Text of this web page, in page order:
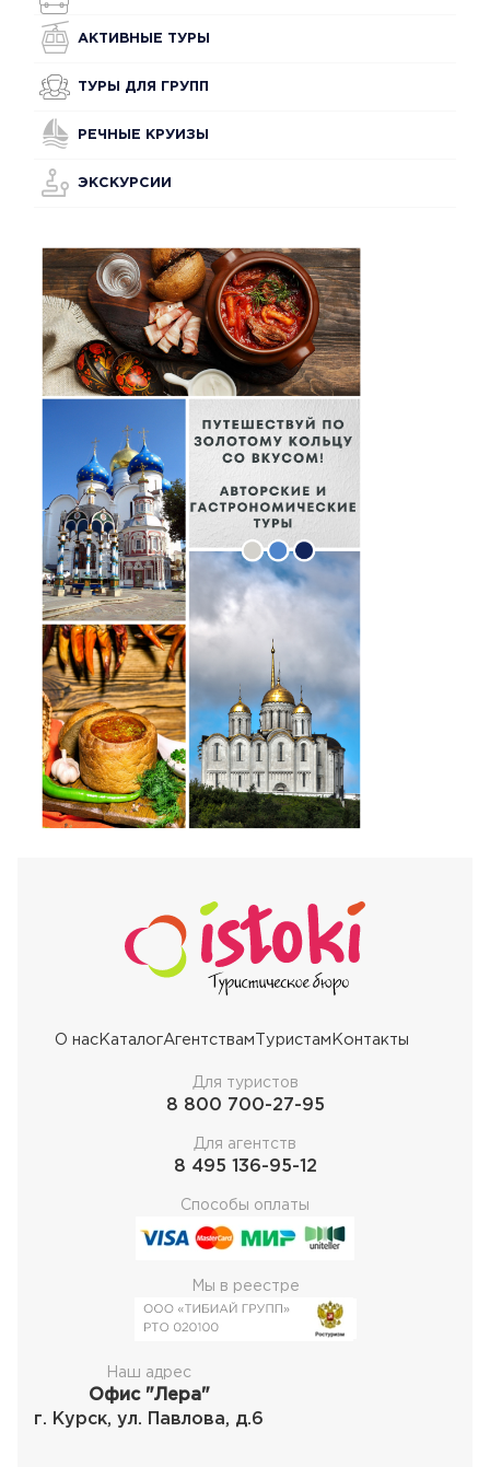
АКТИВНЫЕ ТУРЫ
ТУРЫ ДЛЯ ГРУПП
РЕЧНЫЕ КРУИЗЫ
ЭКСКУРСИИ
О насКаталогАгентствам Туристам Контакты
Для туристов
8 800 700-27-95
Для агентств
8 495 136-95-12
Способы оплаты
Мы в реестре
Наш адрес
Офис "Лера"
г. Курск, ул. Павлова, д.6